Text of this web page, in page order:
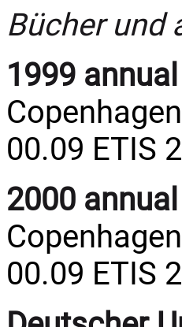
Bücher und
1999
00.09 ETIS
2000
00.09 ETIS